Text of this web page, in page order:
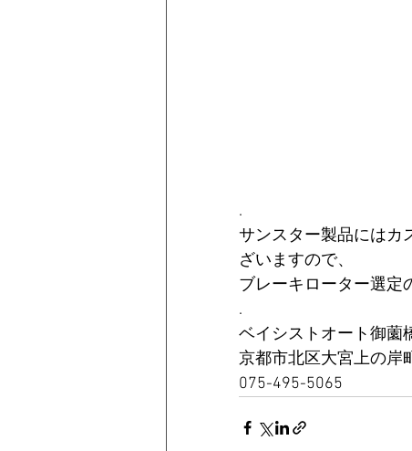
.
サンスター製品にはカ
ざいますので、
ブレーキローター選定
.
ベイシストオート御薗
京都市北区大宮上の岸
075-495-5065